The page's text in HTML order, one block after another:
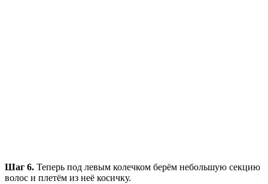
Шаг 6. Теперь под левым колечком берём небольшую секцию
волос и плетём из неё косичку.